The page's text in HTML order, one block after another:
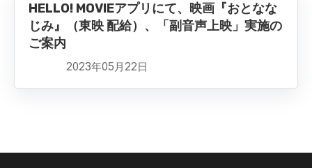
HELLO! MOVIEアプリにて、映画『おとなな
じみ』（東映 配給）、「副音声上映」実施の
ご案内
2023年05月22日